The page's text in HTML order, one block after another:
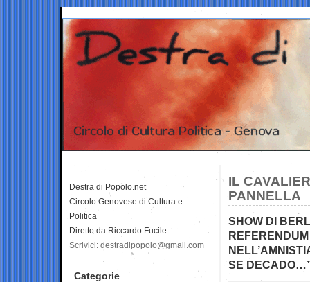
IL
PANNELLA
SHOW DI
SE
Destra di Popolo.net
Circolo Genovese di Cultura e
Politica
Diretto da Riccardo Fucile
Scrivici: destradipopolo@gmail.com
Categorie